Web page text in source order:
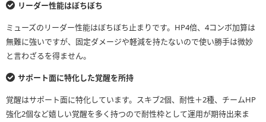
リーダー性能はぼちぼち
ミューズのリーダー性能はぼちぼち止まりです。HP4倍、4コンボ加算は
無難に強いですが、固定ダメージや軽減を持たないので使い勝手は微妙
と言わざるを得ません。
サポート面に特化した覚醒を所持
覚醒はサポート面に特化しています。スキブ2個、耐性＋2種、チームHP
強化2個など嬉しい覚醒を多く持つので耐性枠として運用が期待出来ま